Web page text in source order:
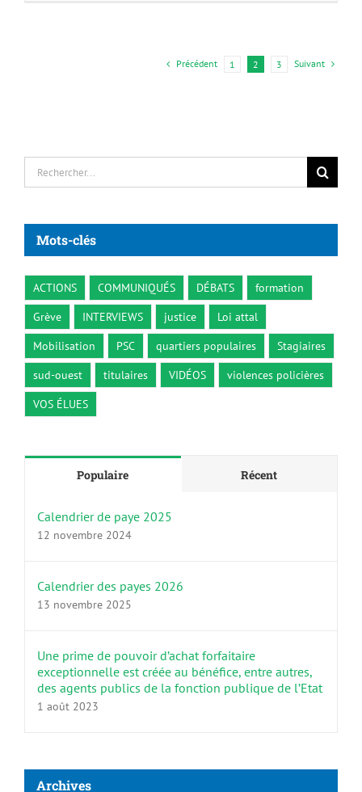
Précédent 1 2 3 Suivant
Rechercher:
Mots-clés
ACTIONS COMMUNIQUÉS DÉBATS
formation
Grève
INTERVIEWS justice
Loi attal
Mobilisation
PSC quartiers populaires
Stagiaires
sud-ouest
titulaires VIDÉOS
violences policières
VOS ÉLUES
Populaire Récent
Calendrier de paye 2025
12 novembre 2024
Calendrier des payes 2026
13 novembre 2025
Une prime de pouvoir d’achat forfaitaire
exceptionnelle est créée au bénéfice, entre autres,
des agents publics de la fonction publique de l’Etat
1 août 2023
Archives